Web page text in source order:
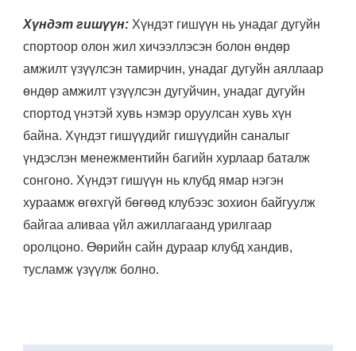
Хүндэт гишүүн: Хүндэт гишүүн нь унадаг дугуйн
спортоор олон жил хичээллэсэн болон өндөр
амжилт үзүүлсэн тамирчин, унадаг дугуйн аяллаар
өндөр амжилт үзүүлсэн дугуйчин, унадаг дугуйн
спортод үнэтэй хувь нэмэр оруулсан хувь хүн
байна. Хүндэт гишүүдийг гишүүдийн саналыг
үндэслэн менежментийн багийн хурлаар баталж
сонгоно. Хүндэт гишүүн нь клубд ямар нэгэн
хураамж өгөхгүй бөгөөд клубээс зохион байгуулж
байгаа аливаа үйл ажиллагаанд урилгаар
оролцоно. Өөрийн сайн дураар клубд хандив,
тусламж үзүүлж болно.